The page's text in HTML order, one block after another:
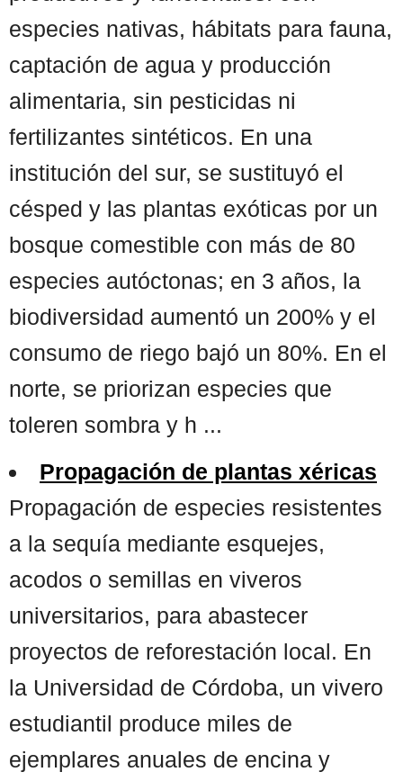
especies nativas, hábitats para fauna,
captación de agua y producción
alimentaria, sin pesticidas ni
fertilizantes sintéticos. En una
institución del sur, se sustituyó el
césped y las plantas exóticas por un
bosque comestible con más de 80
especies autóctonas; en 3 años, la
biodiversidad aumentó un 200% y el
consumo de riego bajó un 80%. En el
norte, se priorizan especies que
toleren sombra y h ...
Propagación de plantas xéricas
Propagación de especies resistentes
a la sequía mediante esquejes,
acodos o semillas en viveros
universitarios, para abastecer
proyectos de reforestación local. En
la Universidad de Córdoba, un vivero
estudiantil produce miles de
ejemplares anuales de encina y